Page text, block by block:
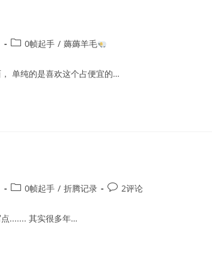
Post0帧起手 / 薅薅羊毛
单纯的是喜欢这个占便宜的…
Post0帧起手 / 折腾记录
Post2评论
....... 其实很多年…